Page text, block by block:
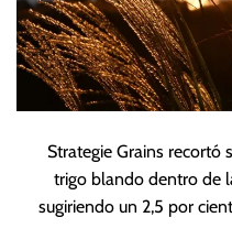
Strategie Grains recortó
trigo blando dentro de
sugiriendo un 2,5 por